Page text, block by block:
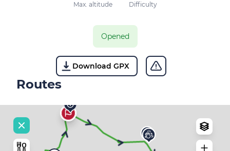
Max. altitude Difficulty
Opened
Download GPX
Routes